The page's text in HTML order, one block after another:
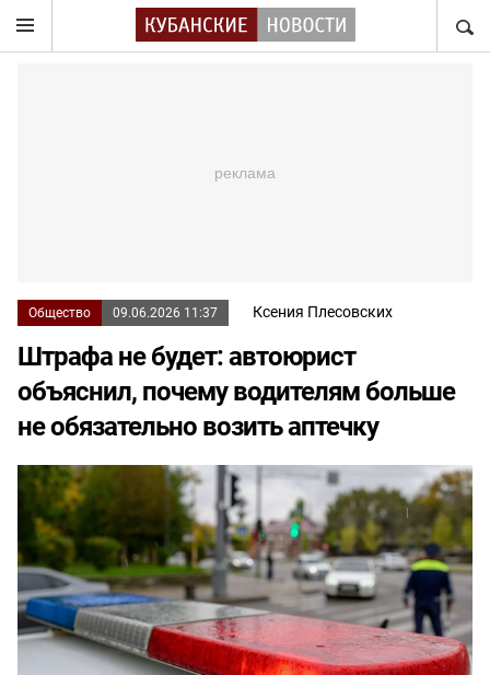
Общество 09.06.2026 11:37 Ксения Плесовских
Штрафа не будет: автоюрист
объяснил, почему водителям больше
не обязательно возить аптечку